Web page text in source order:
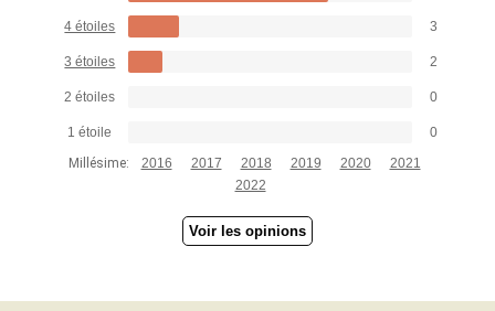
4 étoiles 3
3 étoiles 2
2 étoiles 0
1 étoile
0
Millésime:
2016 2017 2018 2019 2020
2021
2022
Voir les opinions